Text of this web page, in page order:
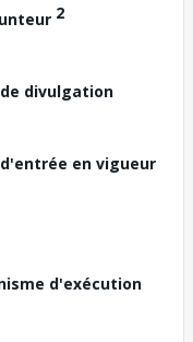
2
divulgation
en vigueur
d'exécution